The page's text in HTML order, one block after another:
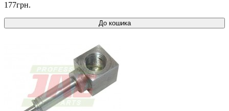
177грн.
До кошика